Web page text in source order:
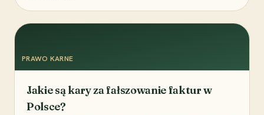
PRAWO KARNE
Jakie są kary za fałszowanie faktur w
Polsce?